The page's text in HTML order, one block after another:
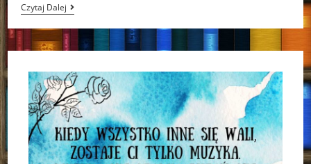
Czytaj Dalej„Baśnie
Braci
Grimm”
–
Jacob
Wilhelm
Grimm